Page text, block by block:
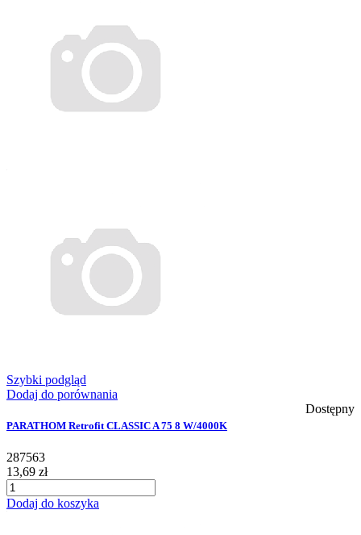
Szybki podgląd
Dodaj do porównania
Dostępny
PARATHOM Retrofit CLASSIC A 75 8 W/4000K
287563
13,69 zł
Dodaj do koszyka